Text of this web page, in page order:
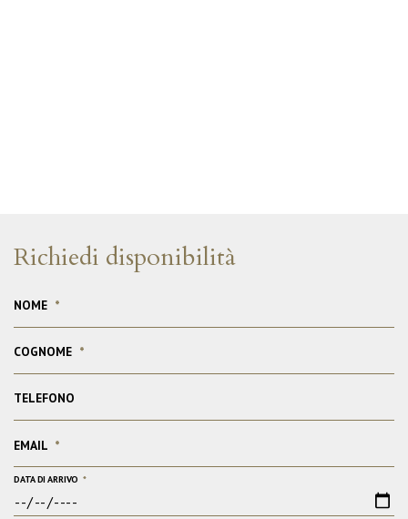
Richiedi disponibilità
NOME *
COGNOME *
TELEFONO
EMAIL *
DATA DI ARRIVO *